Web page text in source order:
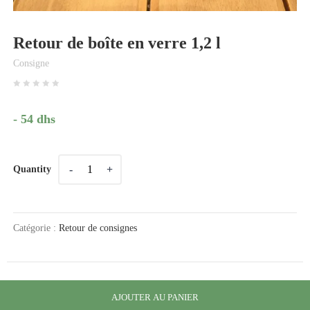
Retour de boîte en verre 1,2 l
Consigne
- 54 dhs
Quantity
Quantity
AJOUTER AU PANIER
Catégorie :Retour de consignes